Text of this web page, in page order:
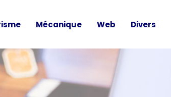
Mécanique Web Divers